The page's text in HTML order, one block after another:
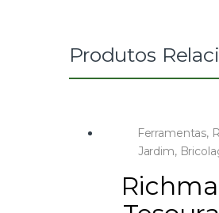
Produtos
Ferramentas,
Jardim,